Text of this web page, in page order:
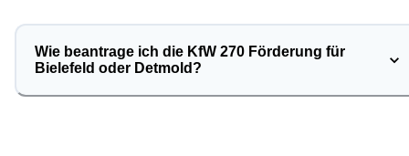
Wie beantrage ich die KfW 270 Förderung für
Bielefeld oder Detmold?